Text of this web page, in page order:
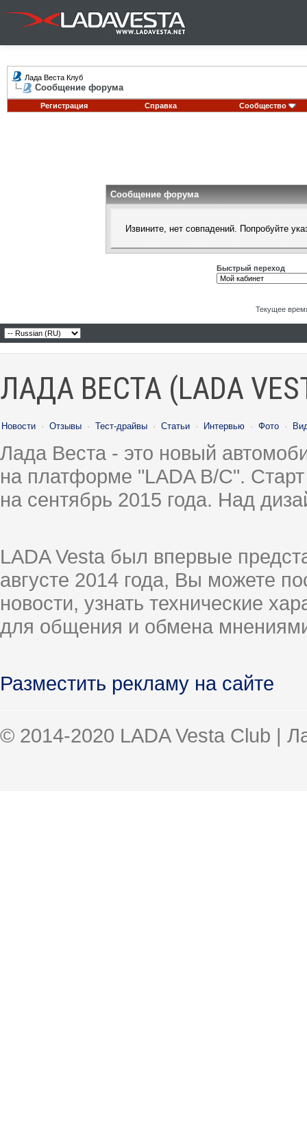
Лада Веста Клуб
Сообщение форума
Регистрация Справка Сообщество
Сообщение форума
Извините, нет совпадений. Попробуйте
Быстрый переход
Текущее
ЛАДА ВЕСТА (LADA
Новости · Отзывы · Тест-драйвы · Статьи · Интервью · Фото ·
Лада Веста - это новый
на платформе "LADA B/C".
на сентябрь 2015 года. Над
LADA Vesta был впервые
августе 2014 года, Вы можете
новости, узнать технические
для общения и обмена
Разместить рекламу на сайте
© 2014-2020 LADA Vesta Club |